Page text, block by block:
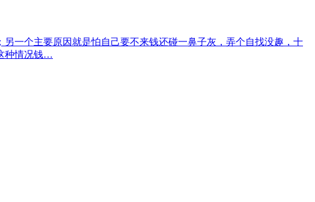
一个主要原因就是怕自己要不来钱还碰一鼻子灰，弄个自找没趣，十
种情况钱…